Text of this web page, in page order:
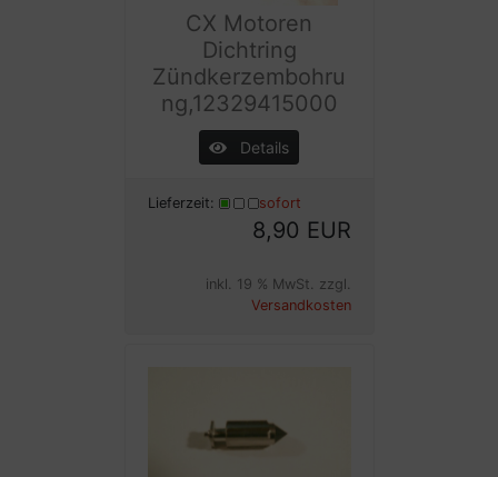
CX Motoren
Dichtring
Zündkerzembohru
ng,12329415000
Details
Lieferzeit: sofort
8,90 EUR
inkl. 19 % MwSt. zzgl.
Versandkosten